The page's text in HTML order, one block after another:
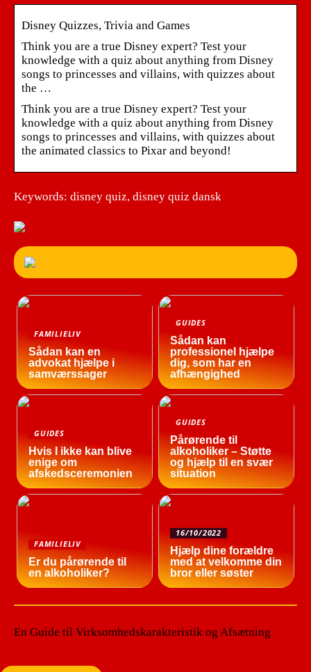
Disney Quizzes, Trivia and Games
Think you are a true Disney expert? Test your
knowledge with a quiz about anything from Disney
songs to princesses and villains, with quizzes about
the …
Think you are a true Disney expert? Test your
knowledge with a quiz about anything from Disney
songs to princesses and villains, with quizzes about
the animated classics to Pixar and beyond!
Keywords: disney quiz, disney quiz dansk
FAMILIELIV
Sådan kan en
advokat hjælpe i
samværssager
GUIDES
Sådan kan
professionel hjælpe
dig, som har en
afhængighed
GUIDES
Hvis I ikke kan blive
enige om
afskedsceremonien
GUIDES
Pårørende til
alkoholiker – Støtte
og hjælp til en svær
situation
FAMILIELIV
Er du pårørende til
en alkoholiker?
16/10/2022
Hjælp dine forældre
med at velkomme din
bror eller søster
En Guide til Virksomhedskarakteristik og Afsætning